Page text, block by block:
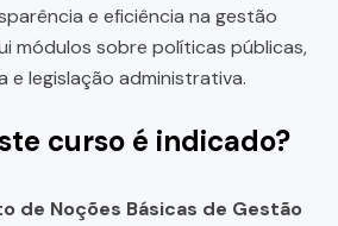
e eficiência na gestão
módulos sobre políticas públicas,
e legislação administrativa.
curso é indicado?
de Noções Básicas de Gestão